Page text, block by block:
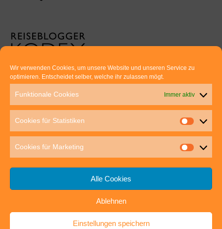
Wir verwenden Cookies, um unsere Website und unseren Service zu
optimieren. Entscheidet selber, welche ihr zulassen mögt.
Funktionale Cookies Immer aktiv
Cookies für Statistiken
Cookies für Marketing
Alle Cookies
Ablehnen
Einstellungen speichern
Euer direkter Draht zu uns:
Thomas Rathay und Silke Rommel
70563 Stuttgart
post@outdoor-hochgenuss.de
IMPRESSUM DATENSCHUTZ